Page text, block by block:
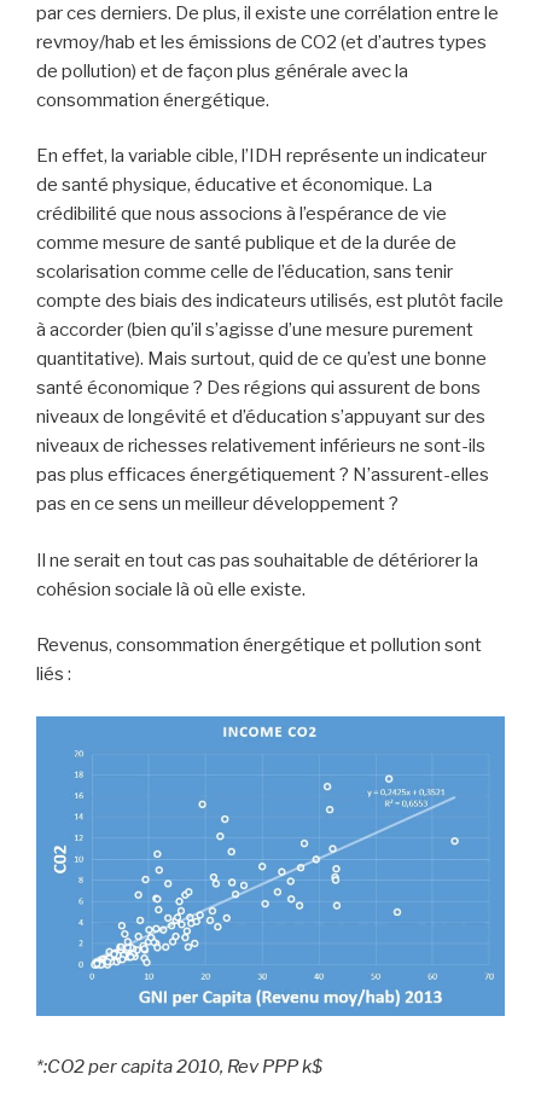
par ces derniers. De plus, il existe une corrélation entre le
revmoy/hab et les émissions de CO2 (et d’autres types
de pollution) et de façon plus générale avec la
consommation énergétique.
En effet, la variable cible, l’IDH représente un indicateur
de santé physique, éducative et économique. La
crédibilité que nous associons à l’espérance de vie
comme mesure de santé publique et de la durée de
scolarisation comme celle de l’éducation, sans tenir
compte des biais des indicateurs utilisés, est plutôt facile
à accorder (bien qu’il s’agisse d’une mesure purement
quantitative). Mais surtout, quid de ce qu’est une bonne
santé économique ? Des régions qui assurent de bons
niveaux de longévité et d’éducation s’appuyant sur des
niveaux de richesses relativement inférieurs ne sont-ils
pas plus efficaces énergétiquement ? N’assurent-elles
pas en ce sens un meilleur développement ?
Il ne serait en tout cas pas souhaitable de détériorer la
cohésion sociale là où elle existe.
Revenus, consommation énergétique et pollution sont
liés :
*:CO2 per capita 2010, Rev PPP k$